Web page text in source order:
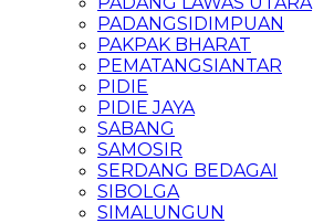
PADANGSIDIMPUAN
PAKPAK BHARAT
PEMATANGSIANTAR
PIDIE
PIDIE JAYA
SABANG
SAMOSIR
SERDANG BEDAGAI
SIBOLGA
SIMALUNGUN